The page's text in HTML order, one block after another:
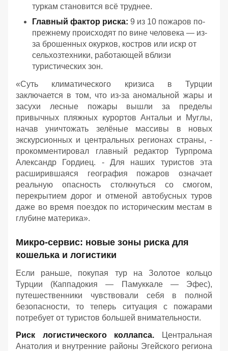
туркам становится всё труднее.
Главный фактор риска: 9 из 10 пожаров по-
прежнему происходят по вине человека — из-
за брошенных окурков, костров или искр от
сельхозтехники, работающей вблизи
туристических зон.
«Суть климатического кризиса в Турции
заключается в том, что из-за аномальной жары и
засухи лесные пожары вышли за пределы
привычных пляжных курортов Антальи и Муглы,
начав уничтожать зелёные массивы в новых
экскурсионных и центральных регионах страны, -
прокомментировал главный редактор Турпрома
Александр Гордиец. - Для наших туристов эта
расширившаяся география пожаров означает
реальную опасность столкнуться со смогом,
перекрытием дорог и отменой автобусных туров
даже во время поездок по историческим местам в
глубине материка».
Микро-сервис: новые зоны риска для
кошелька и логистики
Если раньше, покупая тур на Золотое кольцо
Турции (Каппадокия — Памуккале — Эфес),
путешественники чувствовали себя в полной
безопасности, то теперь ситуация с пожарами
потребует от туристов большей внимательности.
Риск логистического коллапса. Центральная
Анатолия и внутренние районы Эгейского региона